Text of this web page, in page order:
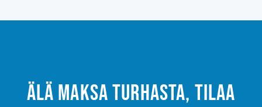
Älä maksa turhasta, tilaa